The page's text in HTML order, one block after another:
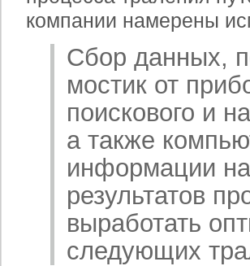
компании намерены
Сбор данных,
мостик от
поискового и
а также
информации
результатов
выработать
следующих